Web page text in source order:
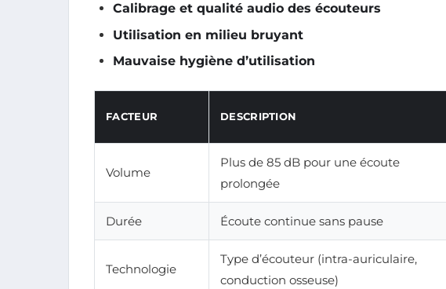
Calibrage et qualité audio des écouteurs
Utilisation en milieu bruyant
Mauvaise hygiène d’utilisation
FACTEUR DESCRIPTION
Volume
Plus de 85 dB pour une écoute
prolongée
Durée Écoute continue sans pause
Technologie
Type d’écouteur (intra-auriculaire,
conduction osseuse)